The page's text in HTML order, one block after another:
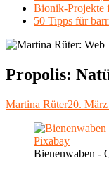
Bionik-Projekte
50 Tipps für
Propolis:
Autor
Martina Rüter20.
Bienenwaben -